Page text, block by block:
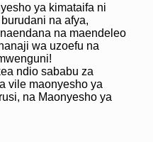
ya kimataifa ni
na afya,
na maendeleo
wa uzoefu na
ndio sababu za
vile maonyesho ya
na Maonyesho ya